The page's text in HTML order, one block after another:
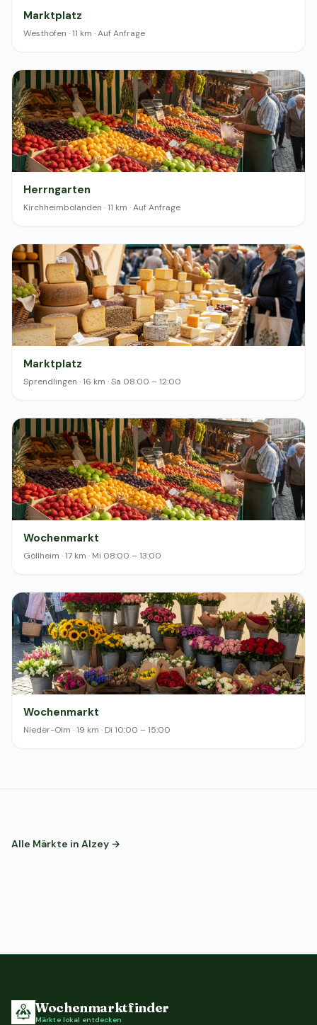
Marktplatz
Westhofen · 11 km · Auf Anfrage
Herrngarten
Kirchheimbolanden · 11 km · Auf Anfrage
Marktplatz
Sprendlingen · 16 km · Sa 08:00 – 12:00
Wochenmarkt
Göllheim · 17 km · Mi 08:00 – 13:00
Wochenmarkt
Nieder-Olm · 19 km · Di 10:00 – 15:00
Alle Märkte in Alzey →
Wochenmarktfinder
Märkte lokal entdecken